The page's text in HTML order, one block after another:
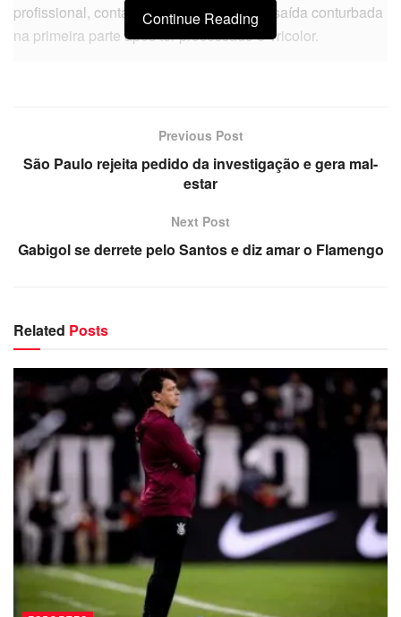
profissional, contando também com uma saída conturbada
na primeira parte após ter processado o Tricolor.
Continue Reading
Previous Post
São Paulo rejeita pedido da investigação e gera mal-
estar
Next Post
Gabigol se derrete pelo Santos e diz amar o Flamengo
Related Posts